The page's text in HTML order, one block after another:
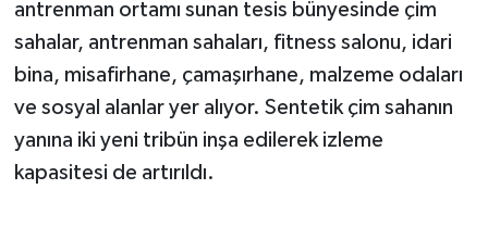
antrenman ortamı sunan tesis bünyesinde çim
sahalar, antrenman sahaları, fitness salonu, idari
bina, misafirhane, çamaşırhane, malzeme odaları
ve sosyal alanlar yer alıyor. Sentetik çim sahanın
yanına iki yeni tribün inşa edilerek izleme
kapasitesi de artırıldı.